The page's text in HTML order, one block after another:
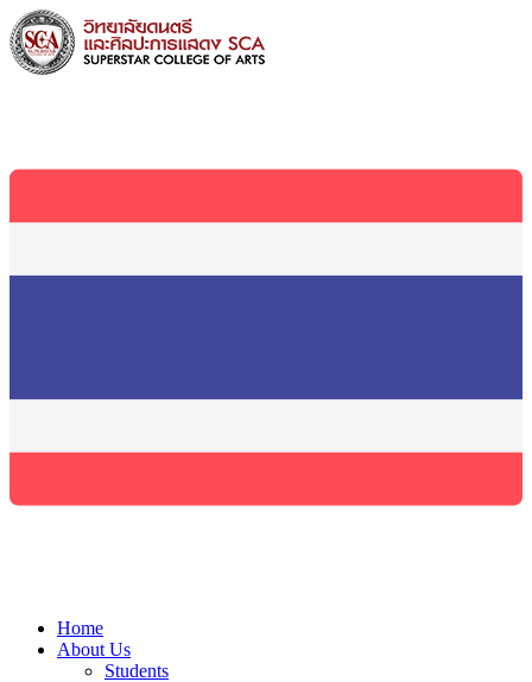
Home
About Us
Students